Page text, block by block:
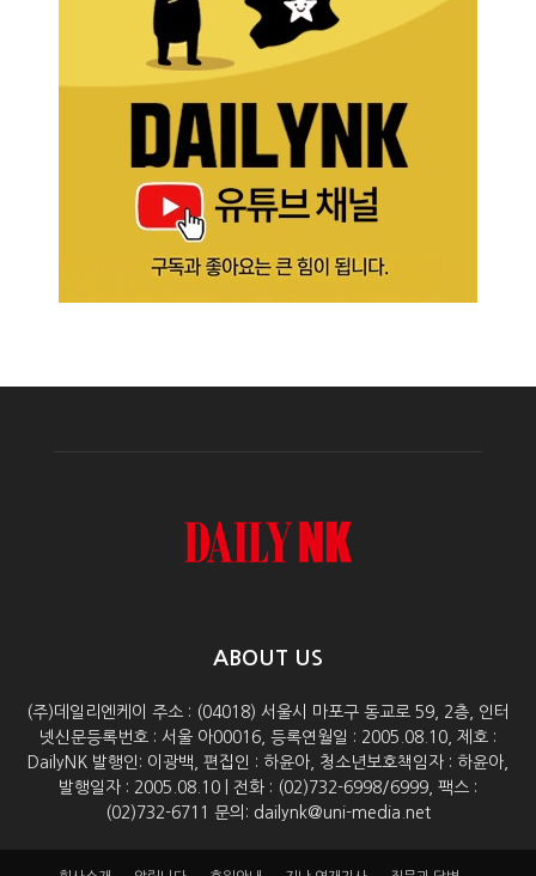
ABOUT US
(주)데일리엔케이 주소 : (04018) 서울시 마포구 동교로 59, 2층, 인터
넷신문등록번호 : 서울 아00016, 등록연월일 : 2005.08.10, 제호 :
DailyNK 발행인: 이광백, 편집인 : 하윤아, 청소년보호책임자 : 하윤아,
발행일자 : 2005.08.10 | 전화 : (02)732-6998/6999, 팩스 :
(02)732-6711 문의: dailynk@uni-media.net